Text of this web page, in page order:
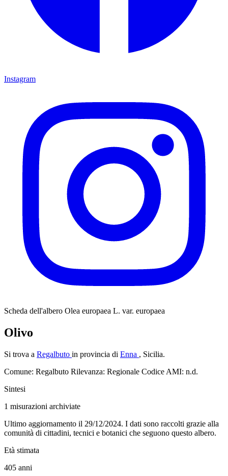
Instagram
Scheda dell'albero Olea europaea L. var. europaea
Olivo
Si trova a Regalbuto in provincia di Enna , Sicilia.
Comune: Regalbuto Rilevanza: Regionale Codice AMI: n.d.
Sintesi
1 misurazioni archiviate
Ultimo aggiornamento il 29/12/2024. I dati sono raccolti grazie alla
comunità di cittadini, tecnici e botanici che seguono questo albero.
Età stimata
405 anni